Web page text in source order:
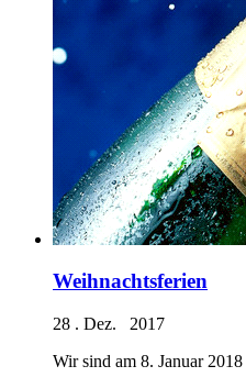
Weihnachtsferien
28 . Dez. 2017
Wir sind am 8. Januar